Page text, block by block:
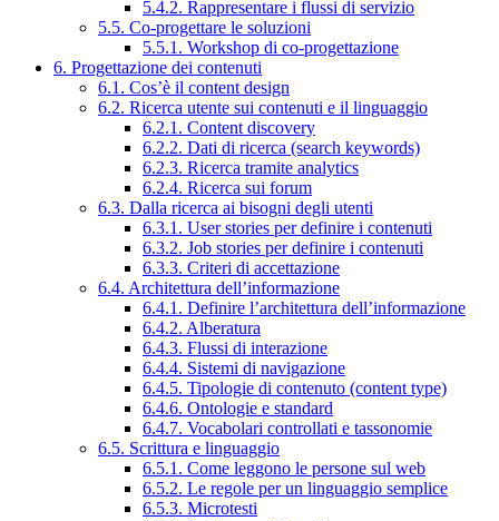
5.4.2. Rappresentare i flussi di servizio
5.5. Co-progettare le soluzioni
5.5.1. Workshop di co-progettazione
6. Progettazione dei contenuti
6.1. Cos’è il content design
6.2. Ricerca utente sui contenuti e il linguaggio
6.2.1. Content discovery
6.2.2. Dati di ricerca (search keywords)
6.2.3. Ricerca tramite analytics
6.2.4. Ricerca sui forum
6.3. Dalla ricerca ai bisogni degli utenti
6.3.1. User stories per definire i contenuti
6.3.2. Job stories per definire i contenuti
6.3.3. Criteri di accettazione
6.4. Architettura dell’informazione
6.4.1. Definire l’architettura dell’informazione
6.4.2. Alberatura
6.4.3. Flussi di interazione
6.4.4. Sistemi di navigazione
6.4.5. Tipologie di contenuto (content type)
6.4.6. Ontologie e standard
6.4.7. Vocabolari controllati e tassonomie
6.5. Scrittura e linguaggio
6.5.1. Come leggono le persone sul web
6.5.2. Le regole per un linguaggio semplice
6.5.3. Microtesti